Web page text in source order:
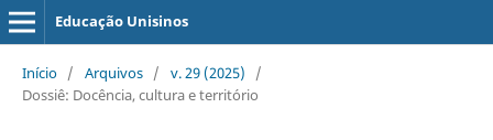
Educação Unisinos
Início / Arquivos / v. 29 (2025)
/
Dossiê: Docência, cultura e território